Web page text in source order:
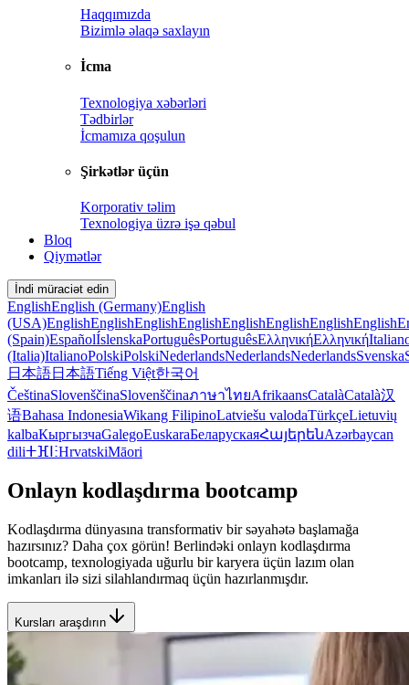
Haqqımızda
Bizimlə əlaqə saxlayın
İcma
Texnologiya xəbərləri
Tədbirlər
İcmamıza qoşulun
Şirkətlər üçün
Korporativ təlim
Texnologiya üzrə işə qəbul
Bloq
Qiymətlər
İndi müraciət edin
EnglishEnglish (Germany)English
(USA)EnglishEnglishEnglishEnglishEnglishEnglishEnglishEnglish
(Spain)EspañolÍslenskaPortuguêsPortuguêsΕλληνικήΕλληνική
(Italia)ItalianoPolskiPolskiNederlandsNederlandsNederlandsSvenska
日本語日本語Tiếng Việt한국어
ČeštinaSlovenščinaSlovenščinaภาษาไทยAfrikaansCatalàCatalà汉
语Bahasa IndonesiaWikang FilipinoLatviešu valodaTürkçeLietuvių
kalbaКыргызчаGalegoEuskaraБеларускаяՀայերենAzərbaycan
diliⵜⴼⵏⵗHrvatskiMāori
Onlayn kodlaşdırma bootcamp
Kodlaşdırma dünyasına transformativ bir səyahətə başlamağa
hazırsınız? Daha çox görün! Berlindəki onlayn kodlaşdırma
bootcamp, texnologiyada uğurlu bir karyera üçün lazım olan
imkanları ilə sizi silahlandırmaq üçün hazırlanmışdır.
Kursları araşdırın